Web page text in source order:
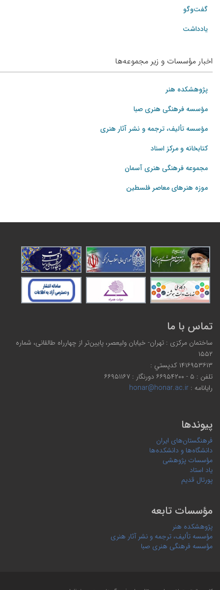
گفت‌وگو
یادداشت
اخبار مؤسسات و زیر مجموعه‌ها
پژوهشکده هنر
مؤسسه فرهنگی هنری صبا
مؤسسه تألیف، ترجمه و نشر آثار هنری
کتابخانه و مرکز اسناد
مجموعه فرهنگی هنری آسمان
موزه هنرهای‌ معاصر فلسطین
تماس با ما
ساختمان مرکزی : تهران- خیابان ولیعصر، پایین‌تر از چهارراه طالقانی، شماره
۱۵۵۲
۱۴۱۶۹۵۳۶۱۳ كدپستي :
تلفن : ۵ - ۶۶۹۵۴۲۰۰ دورنگار : ۶۶۹۵۱۱۶۷
رایانامه :honar@honar.ac.ir
پیوندها
فرهنگستان‌های ایران
دانشگاه‌ها و دانشکده‌ها
مؤسسات پژوهشی
یاد استاد
پورتال قدیم
مؤسسات تابعه
پژوهشکده هنر
مؤسسه تألیف، ترجمه و نشر آثار هنری
مؤسسه فرهنگی هنری صبا